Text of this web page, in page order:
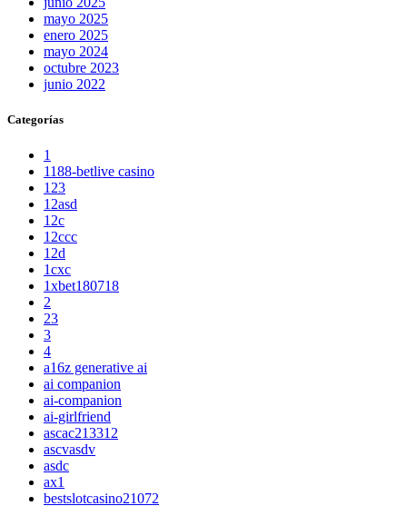
mayo 2025
enero 2025
mayo 2024
octubre 2023
junio 2022
Categorías
1
1188-betlive casino
123
12asd
12c
12ccc
12d
1cxc
1xbet180718
2
23
3
4
a16z generative ai
ai companion
ai-companion
ai-girlfriend
ascac213312
ascvasdv
asdc
ax1
bestslotcasino21072